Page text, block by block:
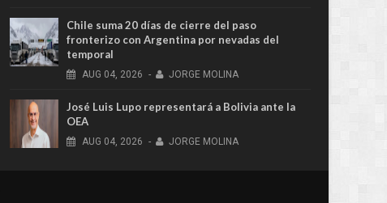
Chile suma 20 días de cierre del paso
fronterizo con Argentina por nevadas del
temporal
AUG 04, 2026 - JORGE MOLINA
José Luis Lupo representará a Bolivia ante la
OEA
AUG 04, 2026 - JORGE MOLINA